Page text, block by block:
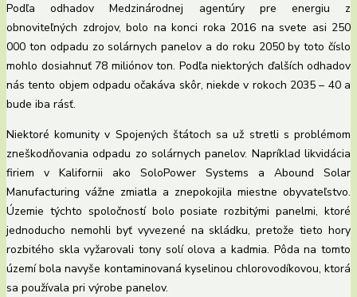
Podľa odhadov Medzinárodnej agentúry pre energiu z
obnoviteľných zdrojov, bolo na konci roka 2016 na svete asi 250
000 ton odpadu zo solárnych panelov a do roku 2050 by toto číslo
mohlo dosiahnuť 78 miliónov ton. Podľa niektorých ďalších odhadov
nás tento objem odpadu očakáva skôr, niekde v rokoch 2035 – 40 a
bude iba rásť.
Niektoré komunity v Spojených štátoch sa už stretli s problémom
zneškodňovania odpadu zo solárnych panelov. Napríklad likvidácia
firiem v Kalifornii ako SoloPower Systems a Abound Solar
Manufacturing vážne zmiatla a znepokojila miestne obyvateľstvo.
Územie týchto spoločností bolo posiate rozbitými panelmi, ktoré
jednoducho nemohli byť vyvezené na skládku, pretože tieto hory
rozbitého skla vyžarovali tony solí olova a kadmia. Pôda na tomto
území bola navyše kontaminovaná kyselinou chlorovodíkovou, ktorá
sa používala pri výrobe panelov.